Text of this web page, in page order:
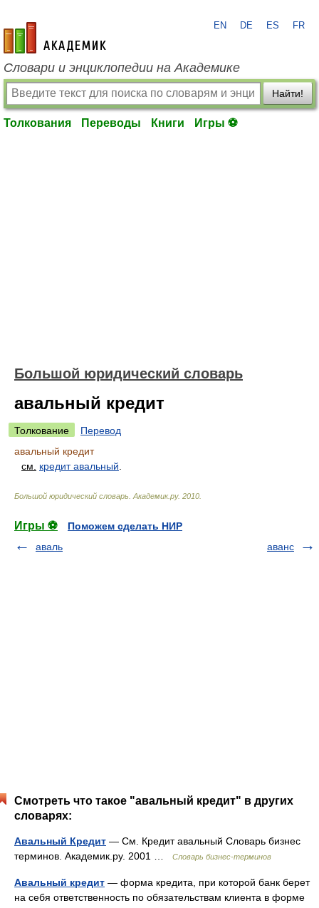
academic.ru
EN DE ES FR
Словари и энциклопедии на Академике
Найти!
Толкования Переводы Книги Игры ⚽
Большой юридический словарь
авальный кредит
Толкование
Перевод
авальный кредит
см.
кредит авальный
Большой юридический словарь Академик.ру. 2010
Игры ⚽
Поможем сделать НИР
аваль
аванс
Смотреть что такое "авальный кредит" в других
словарях:
Авальный Кредит — См. Кредит авальный Словарь бизнес
терминов. Академик.ру. 2001 …
Словарь бизнес-терминов
Авальный кредит — форма кредита, при которой банк берет
на себя ответственность по обязательствам клиента в форме